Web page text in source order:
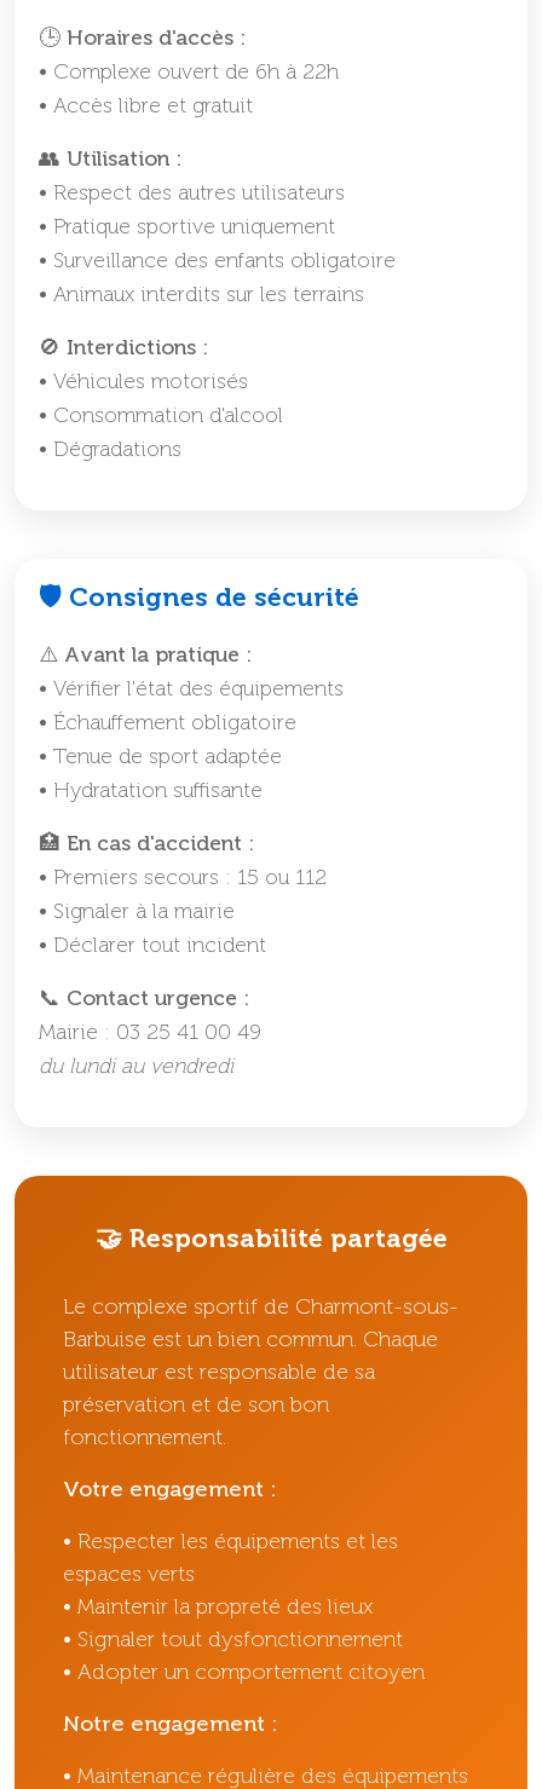
🕒 Horaires d'accès :
• Complexe ouvert de 6h à 22h
• Accès libre et gratuit
👥 Utilisation :
• Respect des autres utilisateurs
• Pratique sportive uniquement
• Surveillance des enfants obligatoire
• Animaux interdits sur les terrains
🚫 Interdictions :
• Véhicules motorisés
• Consommation d'alcool
• Dégradations
🛡️ Consignes de sécurité
⚠️ Avant la pratique :
• Vérifier l'état des équipements
• Échauffement obligatoire
• Tenue de sport adaptée
• Hydratation suffisante
🏥 En cas d'accident :
• Premiers secours : 15 ou 112
• Signaler à la mairie
• Déclarer tout incident
📞 Contact urgence :
Mairie : 03 25 41 00 49
du lundi au vendredi
🤝 Responsabilité partagée
Le complexe sportif de Charmont-sous-
Barbuise est un bien commun. Chaque
utilisateur est responsable de sa
préservation et de son bon
fonctionnement.
Votre engagement :
• Respecter les équipements et les
espaces verts
• Maintenir la propreté des lieux
• Signaler tout dysfonctionnement
• Adopter un comportement citoyen
Notre engagement :
• Maintenance régulière des équipements